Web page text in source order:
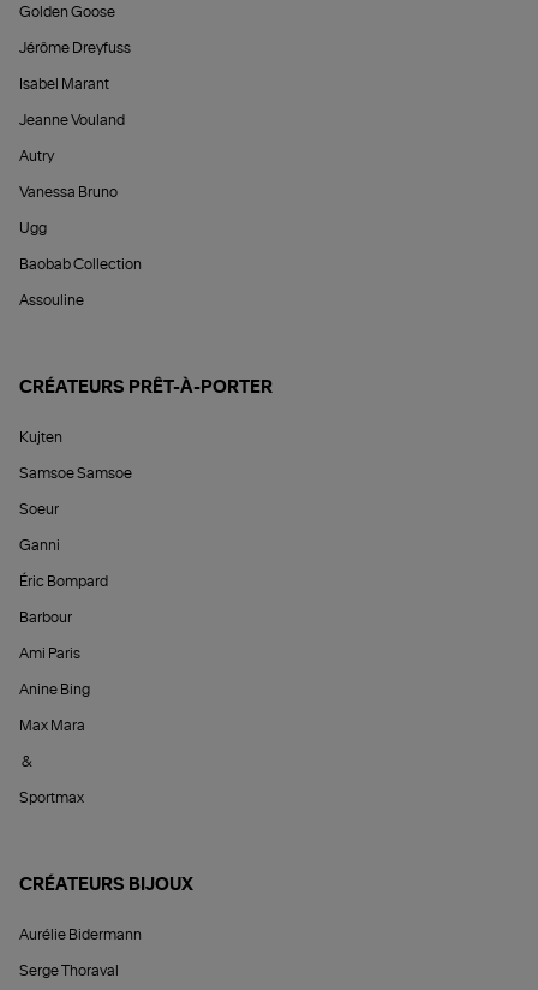
Golden Goose
Jérôme Dreyfuss
Isabel Marant
Jeanne Vouland
Autry
Vanessa Bruno
Ugg
Baobab Collection
Assouline
CRÉATEURS PRÊT-À-PORTER
Kujten
Samsoe Samsoe
Soeur
Ganni
Éric Bompard
Barbour
Ami Paris
Anine Bing
Max Mara
&
Sportmax
CRÉATEURS BIJOUX
Aurélie Bidermann
Serge Thoraval